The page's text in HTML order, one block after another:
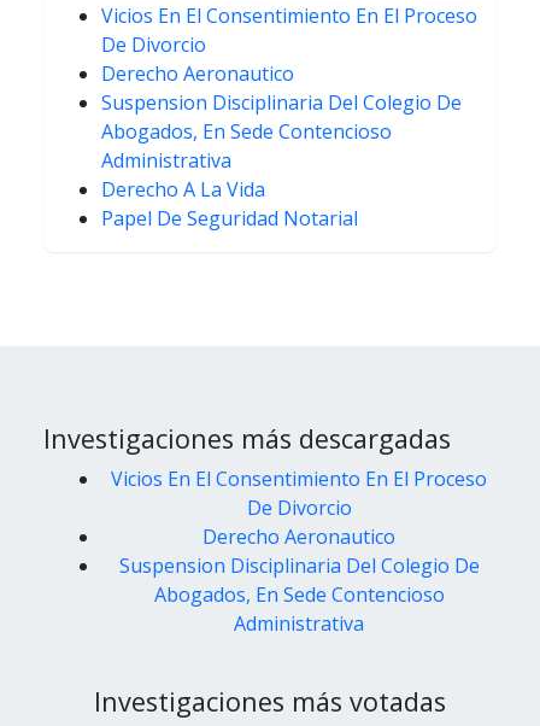
Vicios En El Consentimiento En El Proceso
De Divorcio
Derecho Aeronautico
Suspension Disciplinaria Del Colegio De
Abogados, En Sede Contencioso
Administrativa
Derecho A La Vida
Papel De Seguridad Notarial
Investigaciones más descargadas
Vicios En El Consentimiento En El Proceso
De Divorcio
Derecho Aeronautico
Suspension Disciplinaria Del Colegio De
Abogados, En Sede Contencioso
Administrativa
Investigaciones más votadas